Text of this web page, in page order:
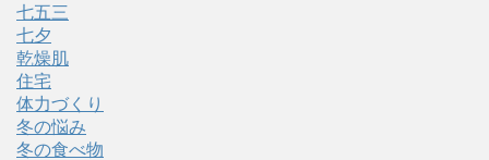
七五三
七夕
乾燥肌
住宅
体力づくり
冬の悩み
冬の食べ物